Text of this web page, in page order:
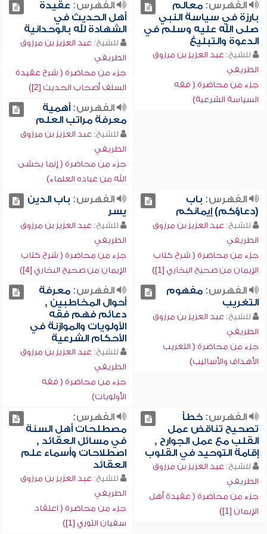
الفهرس:معالم
بارزة في سياسة النبي
صلى الله عليه وسلم في
الدعوة والتبليغ
للشيخ: عبد العزيز بن مرزوق
الطريفي
جزء من محاضرة ( فقه
السياسة الشرعية)
الفهرس: عقيدة
أهل الحديث في
الشهادة لله بالوحدانية
للشيخ: عبد العزيز بن مرزوق
الطريفي
جزء من محاضرة ( شرح عقيدة
السلف أصحاب الحديث [2])
الفهرس:أهمية
معرفة مراتب العلم
للشيخ: عبد العزيز بن مرزوق
الطريفي
جزء من محاضرة ( إنما يخشى
الله من عباده العلماء)
الفهرس: باب
(دعاؤكم) إيمانكم
للشيخ: عبد العزيز بن مرزوق
الطريفي
جزء من محاضرة ( شرح كتاب
الإيمان من صحيح البخاري [1])
الفهرس: باب الدين
يسر
للشيخ: عبد العزيز بن مرزوق
الطريفي
جزء من محاضرة ( شرح كتاب
الإيمان من صحيح البخاري [4])
الفهرس:مفهوم
التغريب
للشيخ: عبد العزيز بن مرزوق
الطريفي
جزء من محاضرة ( التغريب
الأهداف والأساليب)
الفهرس:معرفة
أحوال المخاطبين ,
دعائم فهم فقه
الأولويات والموازنة في
الأحكام الشرعية
للشيخ: عبد العزيز بن مرزوق
الطريفي
جزء من محاضرة ( فقه
الأولويات)
الفهرس:خطأ
تصحيح تناقض عمل
القلب مع عمل الجوارح ,
إقامة التوحيد في القلوب
للشيخ: عبد العزيز بن مرزوق
الطريفي
جزء من محاضرة ( عقيدة أهل
الإيمان [1])
الفهرس:
مصطلحات أهل السنة
في مسائل العقائد ,
اصطلاحات وأسماء علم
العقائد
للشيخ: عبد العزيز بن مرزوق
الطريفي
جزء من محاضرة ( اعتقاد
سفيان الثوري [1])